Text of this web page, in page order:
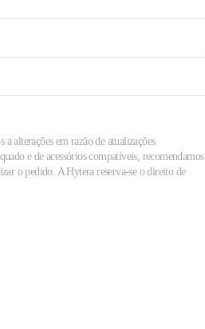
alterações em razão de atualizações
e de acessórios compatíveis, recomendamos
o pedido. A Hytera reserva-se o direito de